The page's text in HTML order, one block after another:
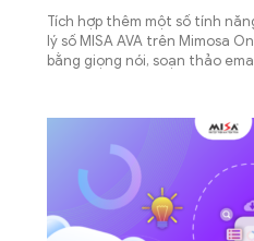
Tích hợp thêm một số tính
lý số MISA AVA trên Mimosa
bằng giọng nói, soạn thảo